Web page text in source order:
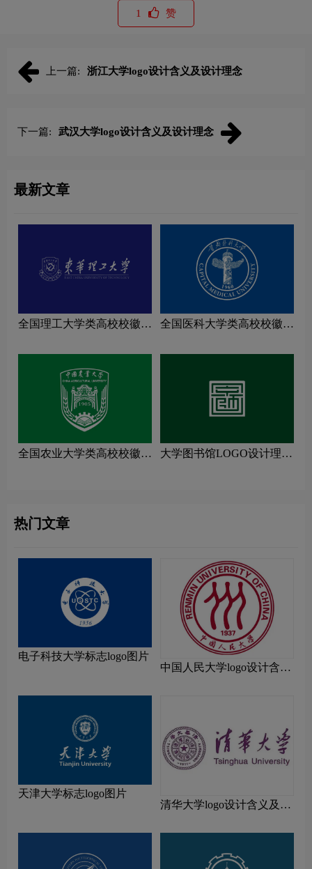
1 赞
上一篇: 浙江大学logo设计含义及设计理念
下一篇: 武汉大学logo设计含义及设计理念
最新文章
全国理工大学类高校校徽设
全国医科大学类高校校徽设
全国农业大学类高校校徽设
大学图书馆LOGO设计理念
热门文章
电子科技大学标志logo图片
中国人民大学logo设计含义
天津大学标志logo图片
清华大学logo设计含义及设